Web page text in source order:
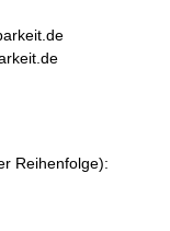
Reihenfolge):